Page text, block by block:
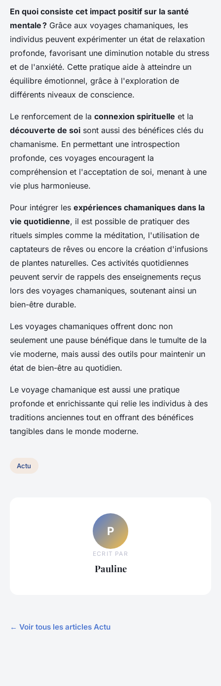
En quoi consiste cet impact positif sur la santé
mentale ? Grâce aux voyages chamaniques, les
individus peuvent expérimenter un état de relaxation
profonde, favorisant une diminution notable du stress
et de l'anxiété. Cette pratique aide à atteindre un
équilibre émotionnel, grâce à l'exploration de
différents niveaux de conscience.
Le renforcement de la connexion spirituelle et la
découverte de soi sont aussi des bénéfices clés du
chamanisme. En permettant une introspection
profonde, ces voyages encouragent la
compréhension et l'acceptation de soi, menant à une
vie plus harmonieuse.
Pour intégrer les expériences chamaniques dans la
vie quotidienne, il est possible de pratiquer des
rituels simples comme la méditation, l'utilisation de
captateurs de rêves ou encore la création d'infusions
de plantes naturelles. Ces activités quotidiennes
peuvent servir de rappels des enseignements reçus
lors des voyages chamaniques, soutenant ainsi un
bien-être durable.
Les voyages chamaniques offrent donc non
seulement une pause bénéfique dans le tumulte de la
vie moderne, mais aussi des outils pour maintenir un
état de bien-être au quotidien.
Le voyage chamanique est aussi une pratique
profonde et enrichissante qui relie les individus à des
traditions anciennes tout en offrant des bénéfices
tangibles dans le monde moderne.
Actu
P
ECRIT PAR
Pauline
← Voir tous les articles Actu